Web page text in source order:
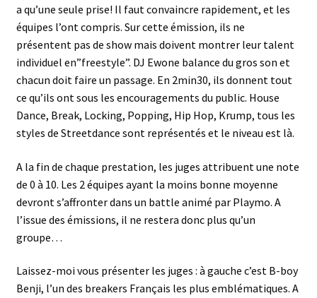
a qu’une seule prise! Il faut convaincre rapidement, et les
équipes l’ont compris. Sur cette émission, ils ne
présentent pas de show mais doivent montrer leur talent
individuel en”freestyle”. DJ Ewone balance du gros son et
chacun doit faire un passage. En 2min30, ils donnent tout
ce qu’ils ont sous les encouragements du public. House
Dance, Break, Locking, Popping, Hip Hop, Krump, tous les
styles de Streetdance sont représentés et le niveau est là.
A la fin de chaque prestation, les juges attribuent une note
de 0 à 10. Les 2 équipes ayant la moins bonne moyenne
devront s’affronter dans un battle animé par Playmo. A
l’issue des émissions, il ne restera donc plus qu’un
groupe…
Laissez-moi vous présenter les juges : à gauche c’est B-boy
Benji, l’un des breakers Français les plus emblématiques. A